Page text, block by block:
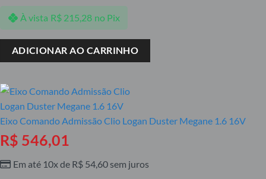
À vista R$215,28 no Pix
ADICIONAR AO CARRINHO
Eixo Comando Admissão Clio Logan Duster Megane 1.6 16V
R$ 546,01
Em até 10x de R$ 54,60 sem juros